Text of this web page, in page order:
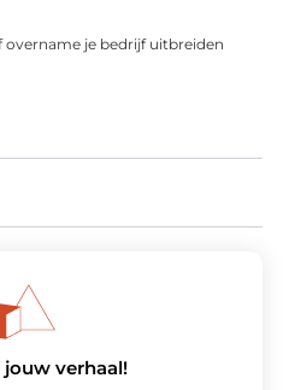
overname je bedrijf uitbreiden
jouw verhaal!